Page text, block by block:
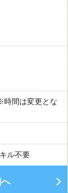
時間は変更とな
ル不要